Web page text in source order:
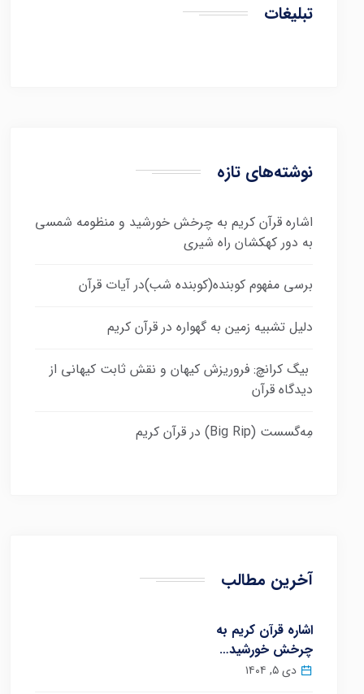
تبلیغات
نوشته‌های تازه
اشاره قرآن کریم به چرخش خورشید و منظومه شمسی
به دور کهکشان راه شیری
برسی مفهوم کوبنده(کوبنده شب)در آیات قرآن
دلیل تشبیه زمین به گهواره در قرآن کریم
بیگ کرانچ: فروریزش کیهان و نقش ثابت کیهانی از
دیدگاه قرآن
مِه‌گسست (Big Rip) در قرآن کریم
آخرین مطالب
اشاره قرآن کریم به
چرخش خورشید…
دی ۵, ۱۴۰۴